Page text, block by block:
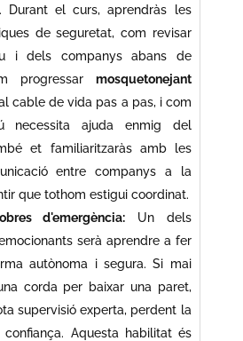
Durant el curs, aprendràs les
de seguretat, com revisar
i dels companys abans de
progressar mosquetonejant
cable de vida pas a pas, i com
necessita ajuda enmig del
et familiaritzaràs amb les
entre companys a la
que tothom estigui coordinat.
d'emergència: Un dels
serà aprendre a fer
autònoma i segura. Si mai
corda per baixar una paret,
supervisió experta, perdent la
Aquesta habilitat és